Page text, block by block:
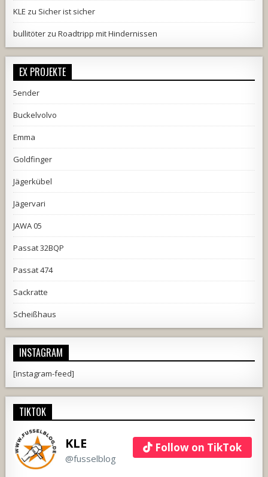
KLE zu Sicher ist sicher
bullitöter zuRoadtripp mit Hindernissen
EX PROJEKTE
5ender
Buckelvolvo
Emma
Goldfinger
Jägerkübel
Jägervari
JAWA 05
Passat 32BQP
Passat 474
Sackratte
Scheißhaus
INSTAGRAM
[instagram-feed]
TIKTOK
KLE
@fusselblog
Follow on TikTok